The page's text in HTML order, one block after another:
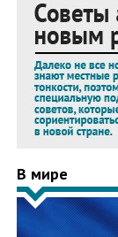
В мире